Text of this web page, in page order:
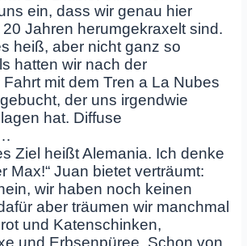
ein, dass wir genau hier
Jahren herumgekraxelt sind.
heiß, aber nicht ganz so
hatten wir nach der
mit dem Tren a La Nubes
der uns irgendwie
hat. Diffuse
Ziel heißt Alemania. Ich denke
Max!“ Juan bietet verträumt:
wir haben noch keinen
aber träumen wir manchmal
und Katenschinken,